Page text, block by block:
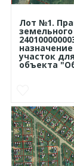
Лот №1.
участок
объекта